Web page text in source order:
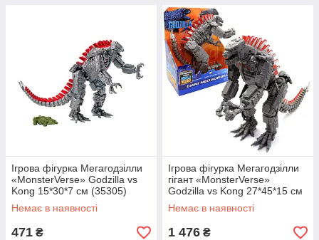
Ігрова фігурка Мегагодзілли
«MonsterVerse» Godzilla vs
Kong 15*30*7 см (35305)
Немає в наявності
471 ₴
Ігрова фігурка Мегагодзілли
гігант «MonsterVerse»
Godzilla vs Kong 27*45*15 см
(35563)
Немає в наявності
1 476 ₴